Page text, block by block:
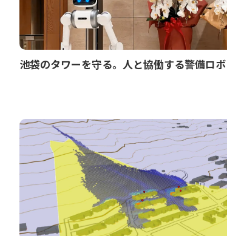
池袋のタワーを守る。人と協働する警備ロボ